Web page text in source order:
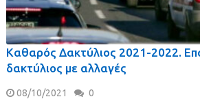
Καθαρός Δακτύλιος 2021-2022.
δακτύλιος με αλλαγές
08/10/2021 0